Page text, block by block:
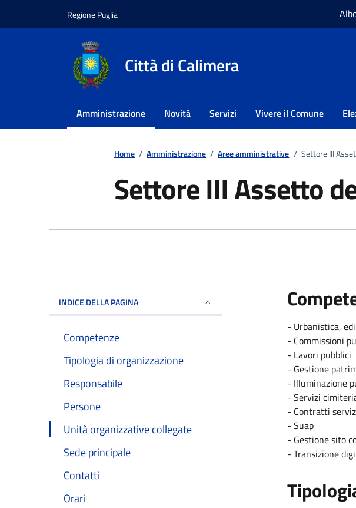
Regione Puglia
Città di Calimera
Amministrazione Novità Servizi Vivere il Comune
Home / Amministrazione / Aree amministrative / Settore III
Settore III Assetto
INDICE DELLA PAGINA
Competenze
Tipologia di organizzazione
Responsabile
Persone
Unità organizzative collegate
Sede principale
Contatti
Orari
- Urbanistica,
- Commissioni
- Lavori pubblici
- Gestione
- Illuminazione
- Servizi
- Contratti
- Suap
- Gestione sito
- Transizione